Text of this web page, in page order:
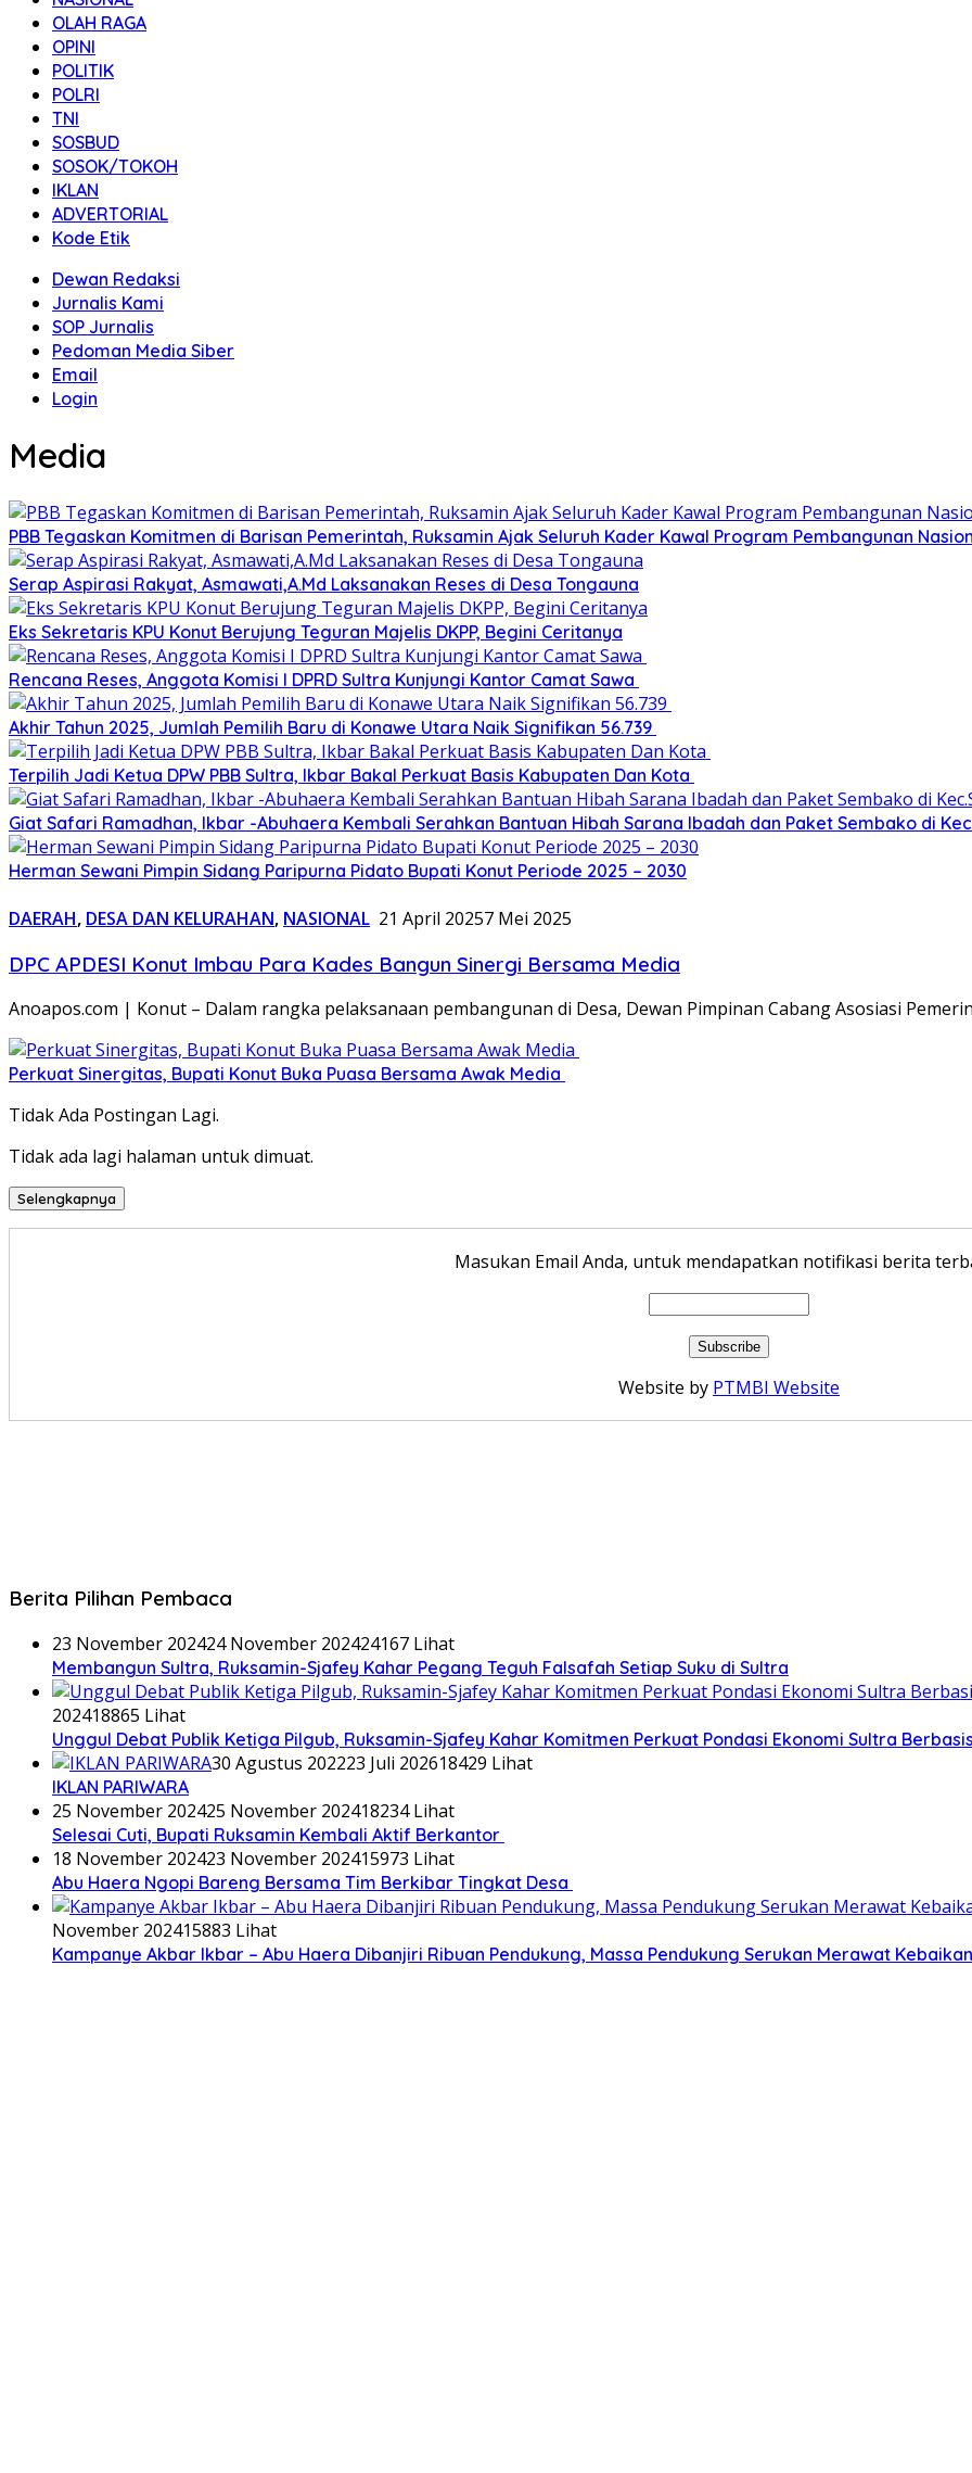
OLAH RAGA
OPINI
POLITIK
POLRI
TNI
SOSBUD
SOSOK/TOKOH
IKLAN
ADVERTORIAL
Kode Etik
Dewan Redaksi
Jurnalis Kami
SOP Jurnalis
Pedoman Media Siber
Email
Login
Media
PBB Tegaskan Komitmen di Barisan Pemerintah, Ruksamin Ajak Seluruh Kader Kawal Program Pembangunan
Serap Aspirasi Rakyat, Asmawati,A.Md Laksanakan Reses di Desa Tongauna
Eks Sekretaris KPU Konut Berujung Teguran Majelis DKPP, Begini Ceritanya
Rencana Reses, Anggota Komisi I DPRD Sultra Kunjungi Kantor Camat Sawa
Akhir Tahun 2025, Jumlah Pemilih Baru di Konawe Utara Naik Signifikan 56.739
Terpilih Jadi Ketua DPW PBB Sultra, Ikbar Bakal Perkuat Basis Kabupaten Dan Kota
Giat Safari Ramadhan, Ikbar -Abuhaera Kembali Serahkan Bantuan Hibah Sarana Ibadah dan Paket Sembako di
Herman Sewani Pimpin Sidang Paripurna Pidato Bupati Konut Periode 2025 – 2030
DAERAH, DESA DAN KELURAHAN, NASIONAL 21 April 20257 Mei 2025
DPC APDESI Konut Imbau Para Kades Bangun Sinergi Bersama Media
Anoapos.com | Konut – Dalam rangka pelaksanaan pembangunan di Desa, Dewan Pimpinan Cabang Asosiasi
Perkuat Sinergitas, Bupati Konut Buka Puasa Bersama Awak Media
Tidak Ada Postingan Lagi.
Tidak ada lagi halaman untuk dimuat.
Selengkapnya
Masukan Email Anda, untuk mendapatkan notifikasi berita
Website by PTMBI Website
Berita Pilihan Pembaca
23 November 202424 November 202424167 Lihat
Membangun Sultra, Ruksamin-Sjafey Kahar Pegang Teguh Falsafah Setiap Suku di Sultra
202418865 Lihat
Unggul Debat Publik Ketiga Pilgub, Ruksamin-Sjafey Kahar Komitmen Perkuat Pondasi Ekonomi Sultra
30 Agustus 202223 Juli 202618429 Lihat
IKLAN PARIWARA
25 November 202425 November 202418234 Lihat
Selesai Cuti, Bupati Ruksamin Kembali Aktif Berkantor
18 November 202423 November 202415973 Lihat
Abu Haera Ngopi Bareng Bersama Tim Berkibar Tingkat Desa
November 202415883 Lihat
Kampanye Akbar Ikbar – Abu Haera Dibanjiri Ribuan Pendukung, Massa Pendukung Serukan Merawat